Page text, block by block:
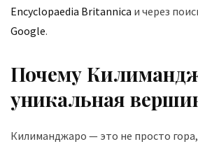
Encyclopaedia Britannica и через
Google.
Почему
уникальная
Килиманджаро — это не просто